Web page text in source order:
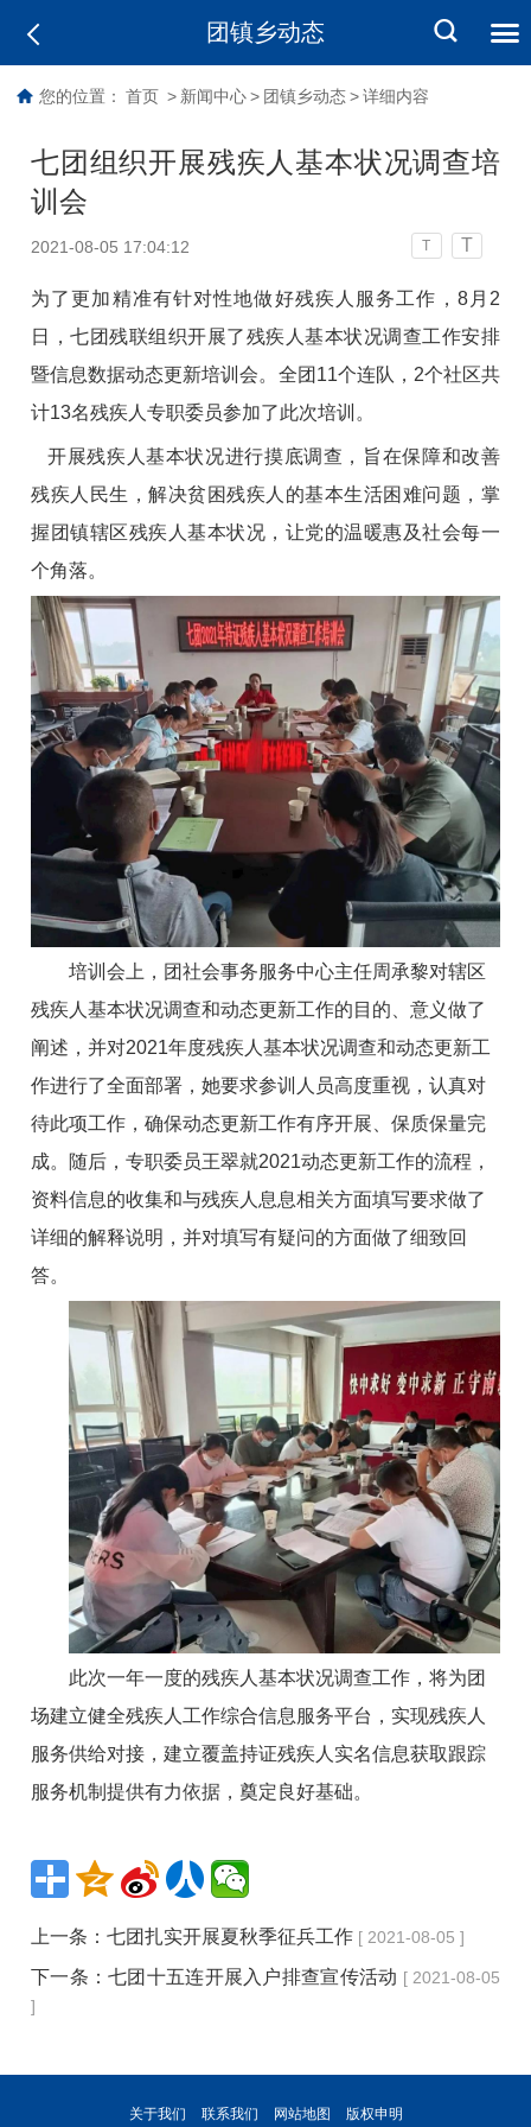
团镇乡动态
您的位置： 首页 > 新闻中心 > 团镇乡动态 > 详细内容
七团组织开展残疾人基本状况调查培
训会
2021-08-05 17:04:12 T T
为了更加精准有针对性地做好残疾人服务工作，8月2
日，七团残联组织开展了残疾人基本状况调查工作安排
暨信息数据动态更新培训会。全团11个连队，2个社区共
计13名残疾人专职委员参加了此次培训。
开展残疾人基本状况进行摸底调查，旨在保障和改善
残疾人民生，解决贫困残疾人的基本生活困难问题，掌
握团镇辖区残疾人基本状况，让党的温暖惠及社会每一
个角落。
培训会上，团社会事务服务中心主任周承黎对辖区
残疾人基本状况调查和动态更新工作的目的、意义做了
阐述，并对2021年度残疾人基本状况调查和动态更新工
作进行了全面部署，她要求参训人员高度重视，认真对
待此项工作，确保动态更新工作有序开展、保质保量完
成。随后，专职委员王翠就2021动态更新工作的流程，
资料信息的收集和与残疾人息息相关方面填写要求做了
详细的解释说明，并对填写有疑问的方面做了细致回
答。
此次一年一度的残疾人基本状况调查工作，将为团
场建立健全残疾人工作综合信息服务平台，实现残疾人
服务供给对接，建立覆盖持证残疾人实名信息获取跟踪
服务机制提供有力依据，奠定良好基础。
上一条：七团扎实开展夏秋季征兵工作 [ 2021-08-05 ]
下一条：七团十五连开展入户排查宣传活动 [ 2021-08-05
]
关于我们 联系我们 网站地图 版权申明